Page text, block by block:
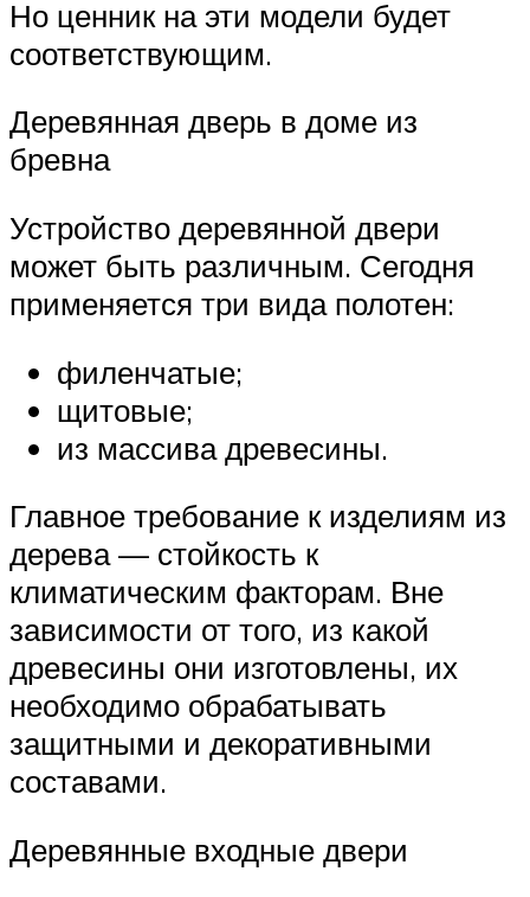
Но ценник на эти модели будет
соответствующим.
Деревянная дверь в доме из
бревна
Устройство деревянной двери
может быть различным. Сегодня
применяется три вида полотен:
филенчатые;
щитовые;
из массива древесины.
Главное требование к изделиям из
дерева — стойкость к
климатическим факторам. Вне
зависимости от того, из какой
древесины они изготовлены, их
необходимо обрабатывать
защитными и декоративными
составами.
Деревянные входные двери